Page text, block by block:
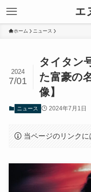
エ
ホーム ニュース
タイタン
た富豪の
像】
2024
7/01
ニュース 2024年7月1日
当ページのリンクに